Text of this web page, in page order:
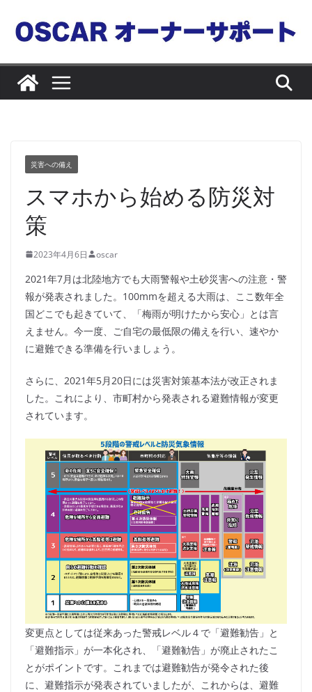
ン
災害への備え
スマホから始める防災対
策
2023年4月6日 oscar
2021年7月は北陸地方でも大雨警報や土砂災害への注意・警
報が発表されました。100mmを超える大雨は、ここ数年全
国どこでも起きていて、「梅雨が明けたから安心」とは言
えません。今一度、ご自宅の最低限の備えを行い、速やか
に避難できる準備を行いましょう。
さらに、2021年5月20日には災害対策基本法が改正されま
した。これにより、市町村から発表される避難情報が変更
されています。
変更点としては従来あった警戒レベル４で「避難勧告」と
「避難指示」が一本化され、「避難勧告」が廃止されたこ
とがポイントです。これまでは避難勧告が発令された後
に、避難指示が発表されていましたが、これからは、避難